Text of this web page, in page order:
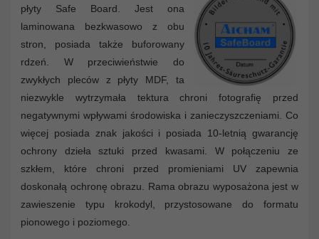
płyty Safe Board. Jest ona
laminowana bezkwasowo z obu
stron, posiada także buforowany
rdzeń. W przeciwieństwie do
zwykłych pleców z płyty MDF, ta
niezwykle wytrzymała tektura chroni fotografię przed
negatywnymi wpływami środowiska i zanieczyszczeniami. Co
więcej posiada znak jakości i posiada 10-letnią gwarancję
ochrony dzieła sztuki przed kwasami. W połączeniu ze
szkłem, które chroni przed promieniami UV zapewnia
doskonałą ochronę obrazu. Rama obrazu wyposażona jest w
zawieszenie typu krokodyl, przystosowane do formatu
pionowego i poziomego.